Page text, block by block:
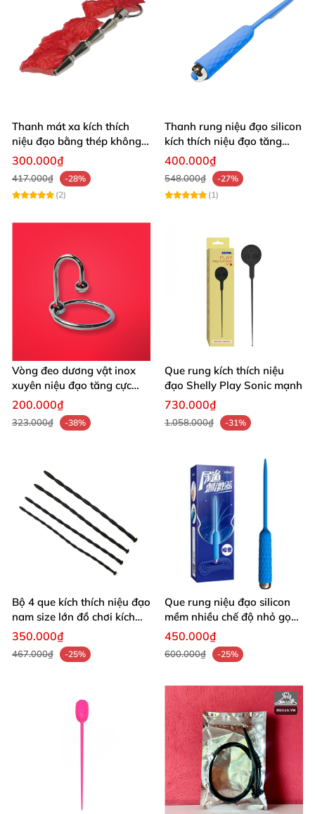
Thanh mát xa kích thích
niệu đạo bằng thép không
gỉ an toàn
300.000₫
417.000₫
-28%
(2)
Thanh rung niệu đạo silicon
kích thích niệu đạo tăng
khoái cảm cho nam giới
400.000₫
548.000₫
-27%
(1)
Vòng đeo dương vật inox
xuyên niệu đạo tăng cực
khoái mạnh
200.000₫
323.000₫ -38%
Que rung kích thích niệu
đạo Shelly Play Sonic mạnh
730.000₫
1.058.000₫ -31%
Bộ 4 que kích thích niệu đạo
nam size lớn đồ chơi kích
thích cực phê
350.000₫
467.000₫ -25%
Que rung niệu đạo silicon
mềm nhiều chế độ nhỏ gọn
dễ dùng
450.000₫
600.000₫ -25%